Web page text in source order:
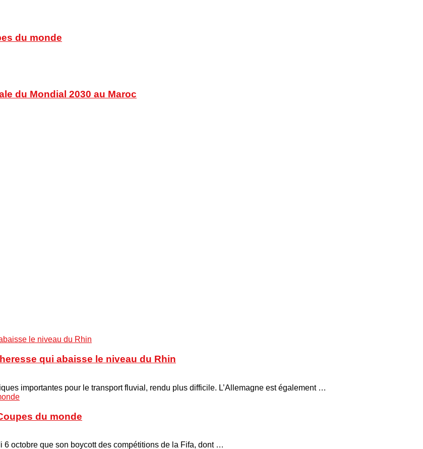
du monde
du Mondial 2030 au Maroc
qui abaisse le niveau du Rhin
importantes pour le transport fluvial, rendu plus difficile. L’Allemagne est également …
du monde
octobre que son boycott des compétitions de la Fifa, dont …